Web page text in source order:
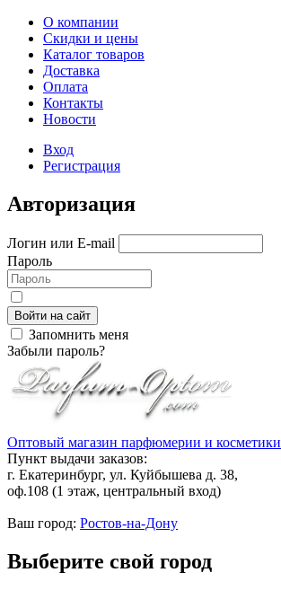
О компании
Скидки и цены
Каталог товаров
Доставка
Оплата
Контакты
Новости
Вход
Регистрация
Авторизация
Логин или E-mail
Пароль
Войти на сайт
Запомнить меня
Забыли пароль?
Оптовый магазин парфюмерии и косметики
Пункт выдачи заказов:
г. Екатеринбург, ул. Куйбышева д. 38,
оф.108 (1 этаж, центральный вход)
Ваш город: Ростов-на-Дону
Выберите свой город